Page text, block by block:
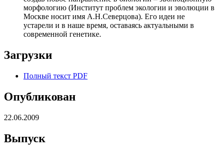
морфологию (Институт проблем экологии и эволюции в
Москве носит имя А.Н.Северцова). Его идеи не
устарели и в наше время, оставаясь актуальными в
современной генетике.
Загрузки
Полный текст PDF
Опубликован
22.06.2009
Выпуск